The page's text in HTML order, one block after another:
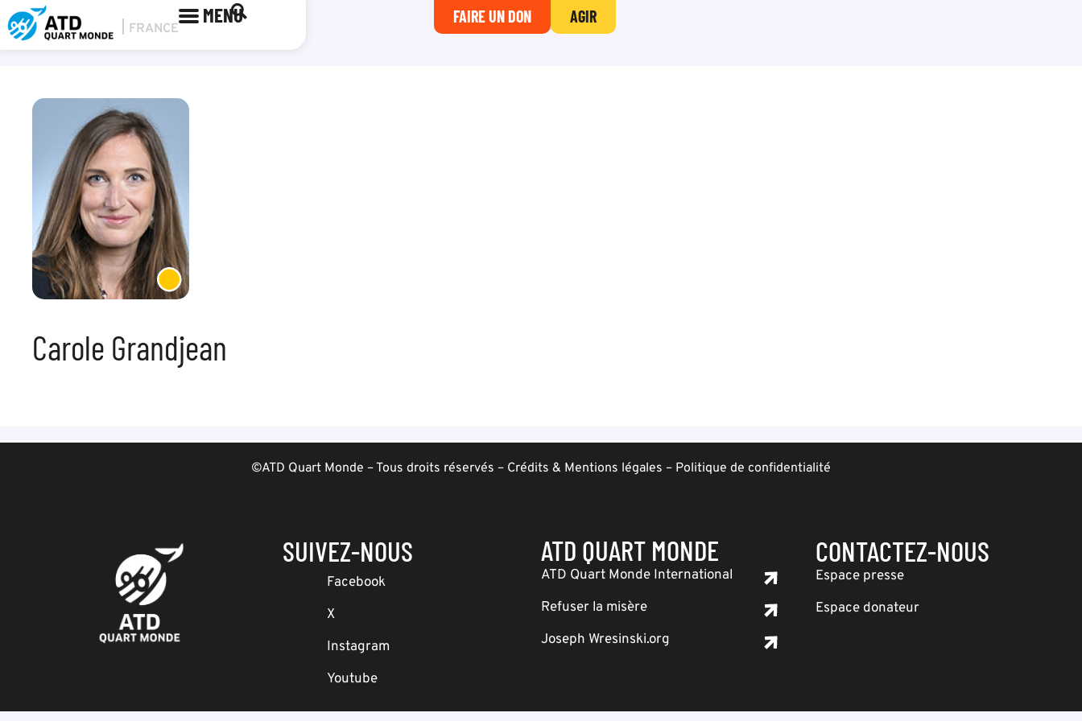
MENU FAIRE UN DON AGIR
Carole Grandjean
©ATD Quart Monde – Tous droits réservés – Crédits & Mentions légales – Politique de confidentialité
SUIVEZ-NOUS
Facebook
X
Instagram
Youtube
ATD QUART MONDE
ATD Quart Monde International
Refuser la misère
Joseph Wresinski.org
CONTACTEZ-NOUS
Espace presse
Espace donateur